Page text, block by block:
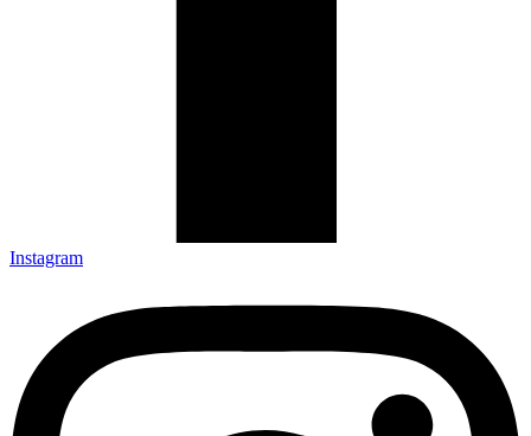
Instagram